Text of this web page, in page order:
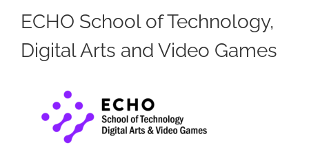
ECHO School of Technology,
Digital Arts and Video Games